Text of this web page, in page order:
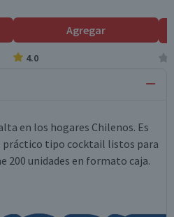
Agregar
4.0
en los hogares Chilenos. Es
práctico tipo cocktail listos para
200 unidades en formato caja.